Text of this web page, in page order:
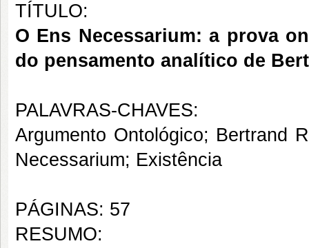
TÍTULO:
O Ens Necessarium: a prova
do pensamento analítico de
PALAVRAS-CHAVES:
Argumento Ontológico; Bertrand
Necessarium; Existência
PÁGINAS: 57
RESUMO: